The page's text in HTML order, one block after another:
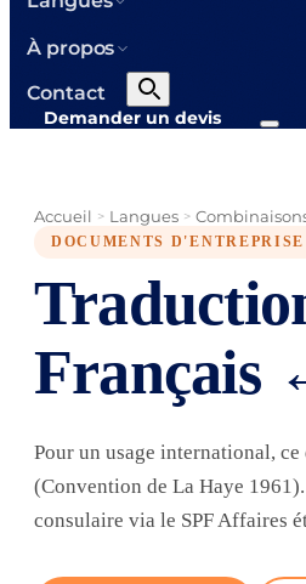
À propos
Contact
Demander un devis
Accueil > Langues >
DOCUMENTS D'ENTREPRISE
Français
Pour un usage international,
(Convention de La Haye
consulaire via le SPF Affaires